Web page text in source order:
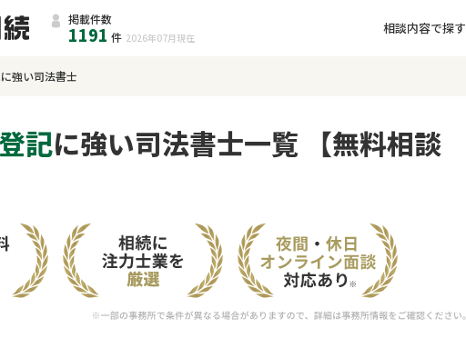
掲載件数
1191 件 2026年07月 現在
相談内容で探す
強い司法書士
記に強い司法書士一覧 【無料相談